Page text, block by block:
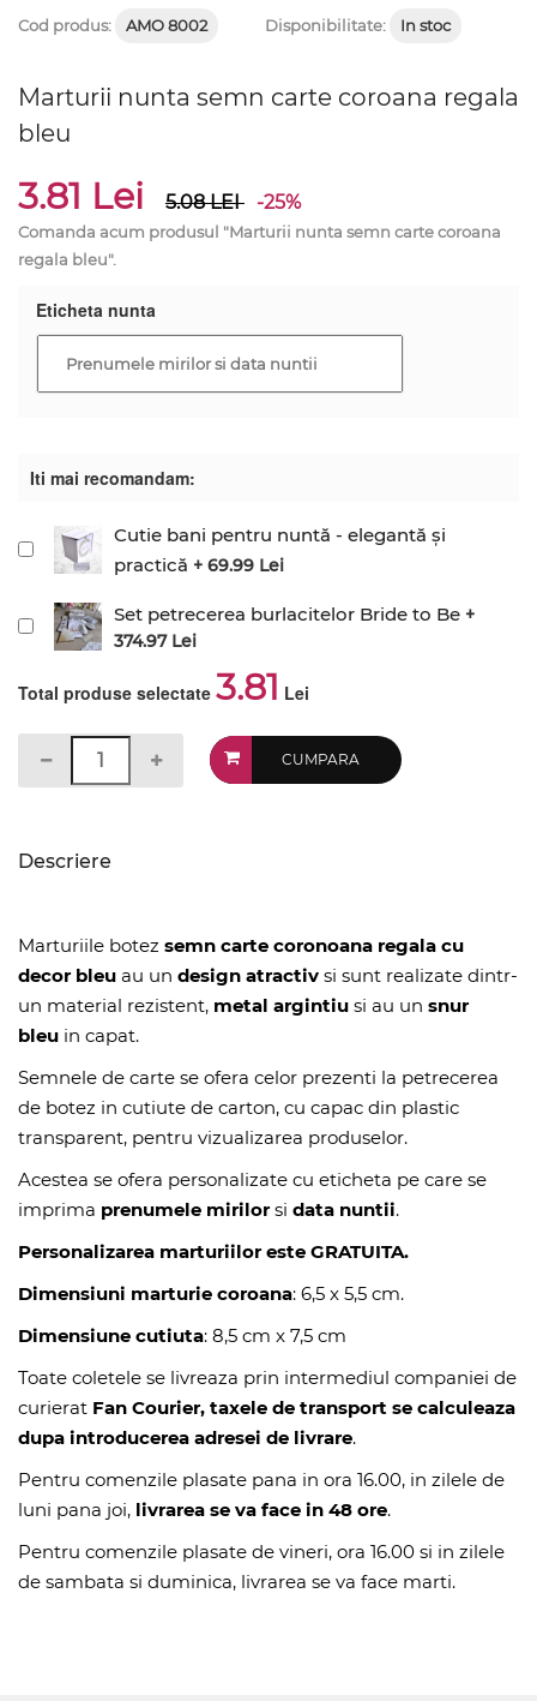
Cod produs: AMO 8002 Disponibilitate: In stoc
Marturii nunta semn carte coroana regala
bleu
3.81 Lei 5.08LEI -25%
Comanda acum produsul "Marturii nunta semn carte coroana
regala bleu".
Eticheta nunta
Iti mai recomandam:
Cutie bani pentru nuntă - elegantă și
practică + 69.99 Lei
Set petrecerea burlacitelor Bride to Be +
374.97 Lei
Total produse selectate 3.81 Lei
CUMPARA
Descriere
Marturiile botez semn carte coronoana regala cu
decor bleu au un design atractiv si sunt realizate dintr-
un material rezistent, metal argintiu si au un snur
bleu in capat.
Semnele de carte se ofera celor prezenti la petrecerea
de botez in cutiute de carton, cu capac din plastic
transparent, pentru vizualizarea produselor.
Acestea se ofera personalizate cu eticheta pe care se
imprima prenumele mirilor si data nuntii.
Personalizarea marturiilor este GRATUITA.
Dimensiuni marturie coroana: 6,5 x 5,5 cm.
Dimensiune cutiuta: 8,5 cm x 7,5 cm
Toate coletele se livreaza prin intermediul companiei de
curierat Fan Courier, taxele de transport se calculeaza
dupa introducerea adresei de livrare.
Pentru comenzile plasate pana in ora 16.00, in zilele de
luni pana joi, livrarea se va face in 48 ore.
Pentru comenzile plasate de vineri, ora 16.00 si in zilele
de sambata si duminica, livrarea se va face marti.